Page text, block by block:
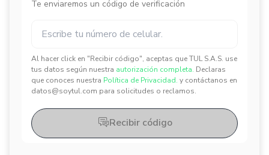
Te enviaremos un código de verificación
Al hacer click en "Recibir código", aceptas que TUL S.A.S. use
tus datos según nuestra autorización completa. Declaras
que conoces nuestra Política de Privacidad. y contáctanos en
datos@soytul.com para solicitudes o reclamos.
✕
✕
Recibir código